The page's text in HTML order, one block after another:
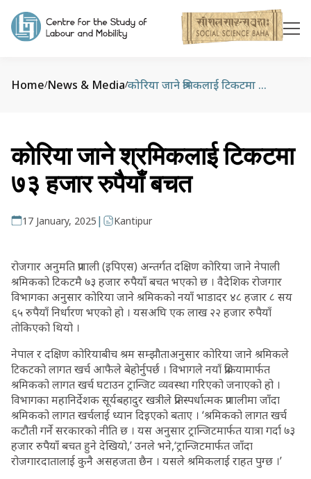
Home/News & Media/ कोरिया जाने श्रमिकलाई टिकटमा ७३ हजार रुपैयाँ बचत
कोरिया जाने श्रमिकलाई टिकटमा
७३ हजार रुपैयाँ बचत
17 January, 2025 | Kantipur
रोजगार अनुमति प्रणाली (इपिएस) अन्तर्गत दक्षिण कोरिया जाने नेपाली
श्रमिकको टिकटमै ७३ हजार रुपैयाँ बचत भएको छ । वैदेशिक रोजगार
विभागका अनुसार कोरिया जाने श्रमिकको नयाँ भाडादर ४८ हजार ८ सय
६५ रुपैयाँ निर्धारण भएको हो । यसअघि एक लाख २२ हजार रुपैयाँ
तोकिएको थियो ।
नेपाल र दक्षिण कोरियाबीच श्रम सम्झौताअनुसार कोरिया जाने श्रमिकले
टिकटको लागत खर्च आफैले बेहोर्नुपर्छ । विभागले नयाँ प्रक्रियामार्फत
श्रमिकको लागत खर्च घटाउन ट्रान्जिट व्यवस्था गरिएको जनाएको हो ।
विभागका महानिर्देशक सूर्यबहादुर खत्रीले प्रतिस्पर्धात्मक प्रणालीमा जाँदा
श्रमिकको लागत खर्चलाई ध्यान दिइएको बताए । ‘श्रमिकको लागत खर्च
कटौती गर्ने सरकारको नीति छ । यस अनुसार ट्रान्जिटमार्फत यात्रा गर्दा ७३
हजार रुपैयाँ बचत हुने देखियो,’ उनले भने,‘ट्रान्जिटमार्फत जाँदा
रोजगारदातालाई कुनै असहजता छैन । यसले श्रमिकलाई राहत पुग्छ ।’